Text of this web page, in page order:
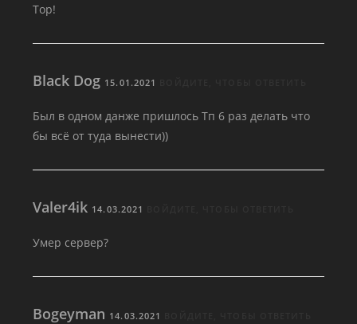
Top!
Black Dog 15.01.2021
Был в одном данже пришлось Тп 6 раз делать что
бы всё от туда вынести))
Valer4ik 14.03.2021
Умер сервер?
Bogeyman 14.03.2021